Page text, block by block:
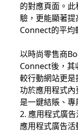
的對應頁面。
驗，更能顯著
Connect的平均
以時尚零售商
Connect後，其
較行動網站更
功於應用程式
是一鍵結賬、專
2. 應用程式廣
應用程式廣告